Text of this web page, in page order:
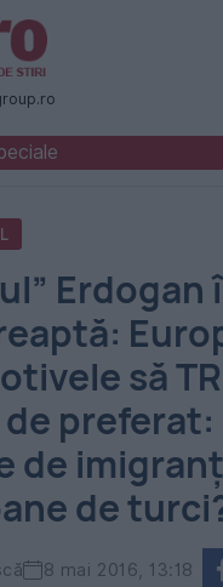
Erdogan
să
preferat:
de
de
8 mai 2016, 13:18